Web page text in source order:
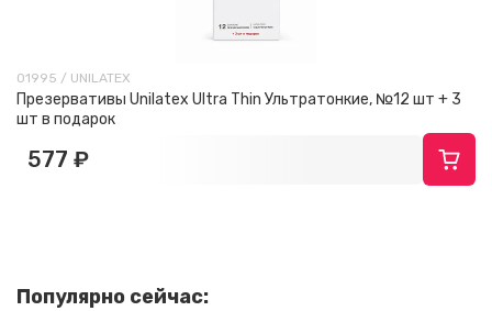
01995 / UNILATEX
Презервативы Unilatex Ultra Thin Ультратонкие, №12 шт + 3
шт в подарок
577 ₽
Популярно сейчас: